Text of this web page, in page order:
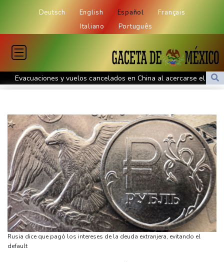
Deutsch English Español
Français
Italiano
Português
Evacuaciones y vuelos cancelados en China al acercarse el tifón
Dolphin
muerte
La FIFA contraataca y denuncia "un esfuerzo concertado para
socavar a su presidente"
Erupción del Etna obliga a suspender llegadas a un aeropuerto
de Sicilia
Bulgaria convoca al embajador de Ucrania tras explosión de un
dron en su territorio
Muere el padre de Lionel Messi a los 68 años, el hombre detrás
del ídolo mundial
Una niña herida muere y eleva a ocho los fallecidos por el
Rusia dice que pagó los intereses de la deuda extranjera, evitando el
default